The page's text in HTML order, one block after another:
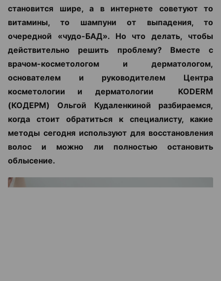
становится шире, а в интернете советуют то
витамины, то шампуни от выпадения, то
очередной «чудо-БАД». Но что делать, чтобы
действительно решить проблему? Вместе с
врачом-косметологом и дерматологом,
основателем и руководителем Центра
косметологии и дерматологии KODERM
(КОДЕРМ) Ольгой Кудаленкиной разбираемся,
когда стоит обратиться к специалисту, какие
методы сегодня используют для восстановления
волос и можно ли полностью остановить
облысение.